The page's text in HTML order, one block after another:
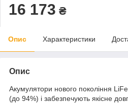
16 173 ₴
Опис Характеристики
Опис
Акумулятори нового покоління
(до 94%) і забезпечують якісне